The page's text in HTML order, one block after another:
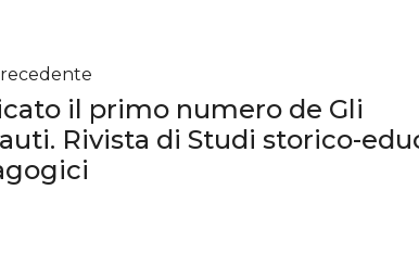
il primo numero de Gli
Rivista di Studi storico-